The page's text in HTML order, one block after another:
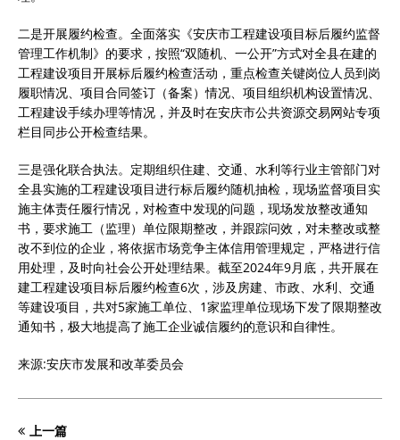
二是开展履约检查。全面落实《安庆市工程建设项目标后履约监督
管理工作机制》的要求，按照“双随机、一公开”方式对全县在建的
工程建设项目开展标后履约检查活动，重点检查关键岗位人员到岗
履职情况、项目合同签订（备案）情况、项目组织机构设置情况、
工程建设手续办理等情况，并及时在安庆市公共资源交易网站专项
栏目同步公开检查结果。
三是强化联合执法。定期组织住建、交通、水利等行业主管部门对
全县实施的工程建设项目进行标后履约随机抽检，现场监督项目实
施主体责任履行情况，对检查中发现的问题，现场发放整改通知
书，要求施工（监理）单位限期整改，并跟踪问效，对未整改或整
改不到位的企业，将依据市场竞争主体信用管理规定，严格进行信
用处理，及时向社会公开处理结果。截至2024年9月底，共开展在
建工程建设项目标后履约检查6次，涉及房建、市政、水利、交通
等建设项目，共对5家施工单位、1家监理单位现场下发了限期整改
通知书，极大地提高了施工企业诚信履约的意识和自律性。
来源:安庆市发展和改革委员会
上一篇